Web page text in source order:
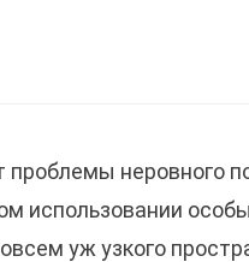
проблемы неровного
использовании
уж узкого